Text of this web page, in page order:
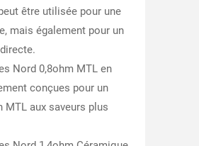
être utilisée pour une
mais également pour un
Nord 0,8ohm MTL en
conçues pour un
MTL aux saveurs plus